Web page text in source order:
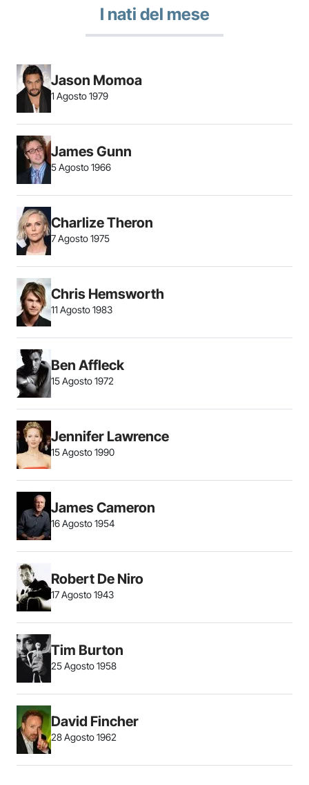
I nati del mese
Jason Momoa
1 Agosto 1979
James Gunn
5 Agosto 1966
Charlize Theron
7 Agosto 1975
Chris Hemsworth
11 Agosto 1983
Ben Affleck
15 Agosto 1972
Jennifer Lawrence
15 Agosto 1990
James Cameron
16 Agosto 1954
Robert De Niro
17 Agosto 1943
Tim Burton
25 Agosto 1958
David Fincher
28 Agosto 1962